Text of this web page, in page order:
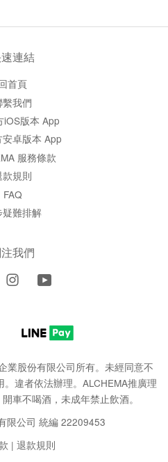
連結
首頁
繫我們
iOS版本 App
卓版本 App
服務條款
款規則
FAQ
疑難排解
我們
Instagram
業股份有限公司所有。未經同意不
違者依法辦理。ALCHEMA推廣理
車不喝酒，未成年禁止飲酒。
限公司 統編 22209453
| 退款規則